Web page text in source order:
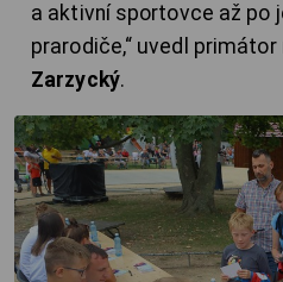
a aktivní sportovce až po
prarodiče,“ uvedl
Zarzycký.